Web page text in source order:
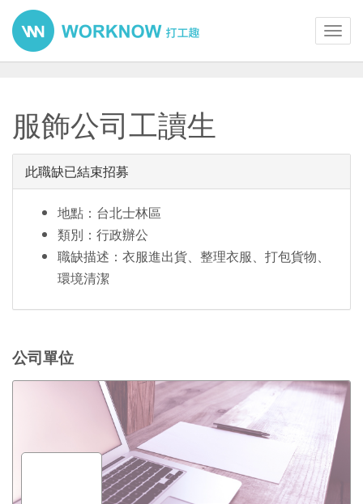
服飾公司工讀生
此職缺已結束招募
地點：台北士林區
類別：行政辦公
職缺描述：衣服進出貨、整理衣服、打包貨物、
環境清潔
公司單位